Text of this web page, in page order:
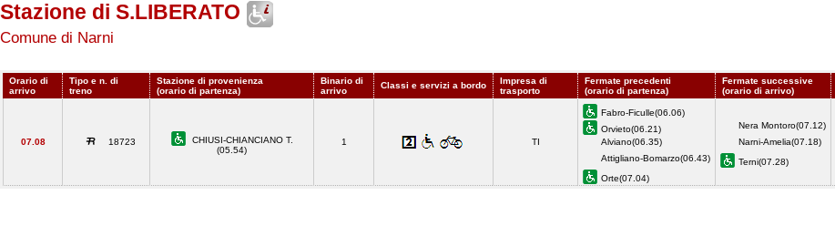
Stazione di S.LIBERATO
Comune di Narni
Orario di
arrivo
Tipo e n. di
treno
Stazione di provenienza
(orario di partenza)
Binario di
arrivo
Classi e servizi a bordo
Impresa di
trasporto
Fermate precedenti
(orario di partenza)
Fermate successive
(orario di arrivo)
07.08 18723
CHIUSI-CHIANCIANO T.
(05.54)
1 TI
Fabro-Ficulle(06.06)
Orvieto(06.21)
Alviano(06.35)
Attigliano-Bomarzo(06.43)
Orte(07.04)
Nera Montoro(07.12)
Narni-Amelia(07.18)
Terni(07.28)